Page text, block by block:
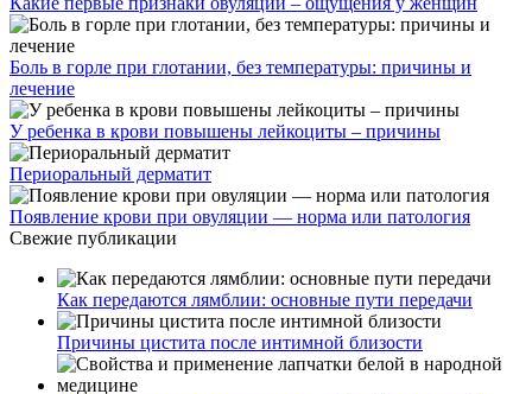
Боль в горле при глотании, без температуры: причины и
лечение
У ребенка в крови повышены лейкоциты – причины
Периоральный дерматит
Появление крови при овуляции — норма или патология
Свежие публикации
Как передаются лямблии: основные пути передачи
Причины цистита после интимной близости